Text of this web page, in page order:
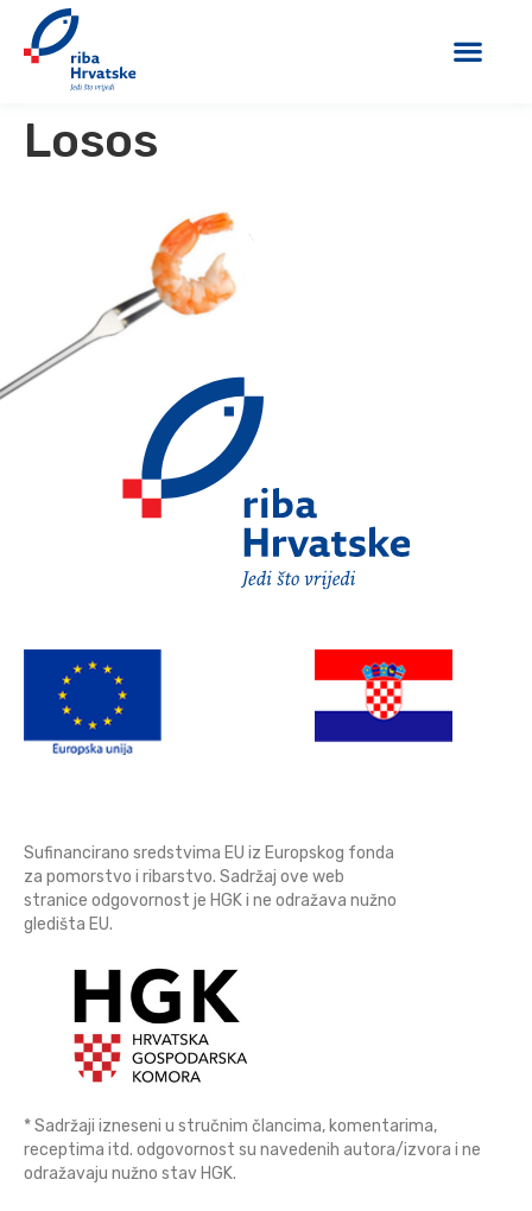
Losos
Sufinancirano sredstvima EU iz Europskog fonda
za pomorstvo i ribarstvo. Sadržaj ove web
stranice odgovornost je HGK i ne odražava nužno
gledišta EU.
* Sadržaji izneseni u stručnim člancima, komentarima,
receptima itd. odgovornost su navedenih autora/izvora i ne
odražavaju nužno stav HGK.